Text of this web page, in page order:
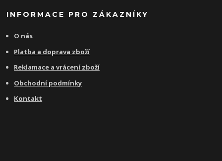
INFORMACE PRO ZÁKAZNÍKY
O nás
Platba a doprava zboží
Reklamace a vrácení zboží
Obchodní podmínky
Kontakt